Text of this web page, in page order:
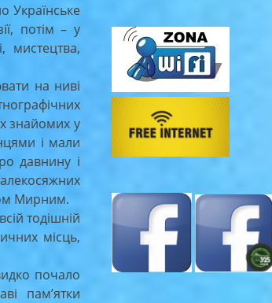
Українське
потім – у
мистецтва,
на ниві
знайомих у
і мали
давнину і
Мирним.
тодішній
місць,
почало
пам’ятки